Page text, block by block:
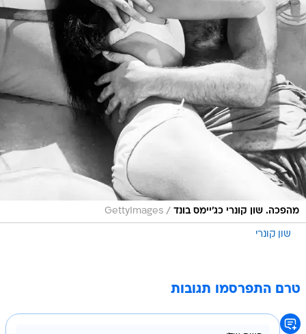
מהפכה. שון קונרי כג'יימס בונד /
GettyImages
שון קונרי
טרם התפרסמו תגובות